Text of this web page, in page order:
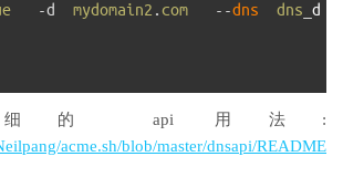
-d mydomain2 .com --dns dns d
的 api 用法:
acme.sh/blob/master/dnsapi/README